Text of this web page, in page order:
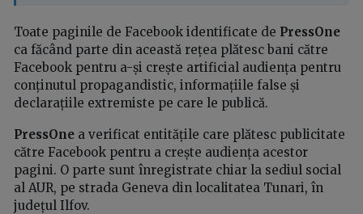
Toate paginile de Facebook identificate de PressOne
ca făcând parte din această rețea plătesc bani către
Facebook pentru a-și crește artificial audiența pentru
conținutul propagandistic, informațiile false și
declarațiile extremiste pe care le publică.
PressOne a verificat entitățile care plătesc publicitate
către Facebook pentru a crește audiența acestor
pagini. O parte sunt înregistrate chiar la sediul social
al AUR, pe strada Geneva din localitatea Tunari, în
județul Ilfov.